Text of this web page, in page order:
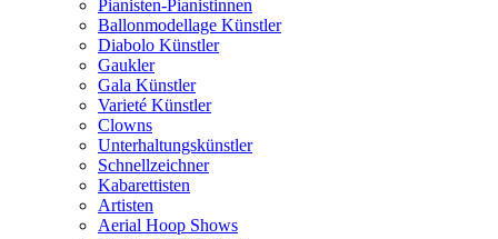
Pianisten-Pianistinnen
Ballonmodellage Künstler
Diabolo Künstler
Gaukler
Gala Künstler
Varieté Künstler
Clowns
Unterhaltungskünstler
Schnellzeichner
Kabarettisten
Artisten
Aerial Hoop Shows